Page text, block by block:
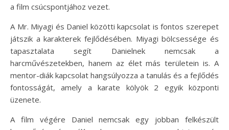
a film csúcspontjához vezet.
A Mr. Miyagi és Daniel közötti kapcsolat is fontos szerepet
játszik a karakterek fejlődésében. Miyagi bölcsessége és
tapasztalata segít Danielnek nemcsak a
harcművészetekben, hanem az élet más területein is. A
mentor-diák kapcsolat hangsúlyozza a tanulás és a fejlődés
fontosságát, amely a karate kölyök 2 egyik központi
üzenete.
A film végére Daniel nemcsak egy jobban felkészült